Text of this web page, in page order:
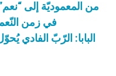
من المعموديّة إلى
في زمن
البابا: الرّبّ الفادي